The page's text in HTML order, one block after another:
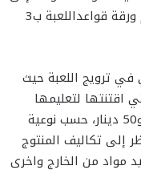
جانب رقعة من الجلد أو القماش ومعهم ورقة قواعداللعبة ب3
ترويج اللعبة حيث
اقتنتها لتعليمها
لأبنائها معتبرة أن أسعار بيعها بين 40 و50 دينار، حسب نوعية
إلى تكاليف المنتوج
مواد من الخارج واخرى